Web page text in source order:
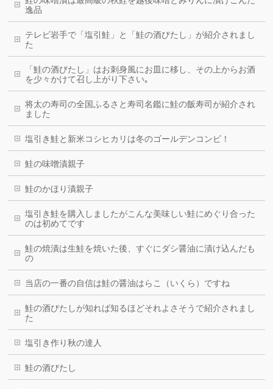
逸品
テレビ岩手で「塩引鮭」と「鮭の酒びたし」が紹介されまし
た
「鮭の酒びたし」はお刺身風にお皿に移し、その上からお酒
を少々かけて召し上がり下さい｡
将太の寿司の全国ふるさと寿司名鑑に鮭の飯寿司が紹介され
ました
塩引き鮭と新米コシヒカリは冬のゴールデンコンビ！
鮭の味噌漬親子
鮭のかほり漬親子
塩引き鮭を購入しましたがこんな美味しい鮭にめぐり合った
のは初めてです
鮭の焼漬は生鮭を焼いた後、すぐにダシ醤油に漬け込んだも
の
当店の一番の自信は鮭の醤油はらこ（いくら）ですね
鮭の酒びたしが知れば知るほどそれよさそうで紹介されまし
た
塩引き作り秋の達人
鮭の酒びたし